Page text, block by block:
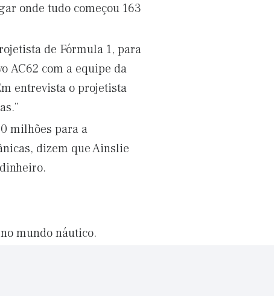
onde tudo começou 163
de Fórmula 1, para
AC62 com a equipe da
entrevista o projetista
milhões para a
dizem que Ainslie
mundo náutico.